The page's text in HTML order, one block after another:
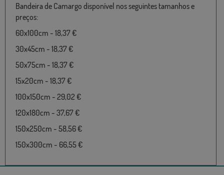
Bandeira de Camargo disponível nos seguintes tamanhos e
preços:
60x100cm - 18,37 €
30x45cm - 18,37 €
50x75cm - 18,37 €
15x20cm - 18,37 €
100x150cm - 29,02 €
120x180cm - 37,67 €
150x250cm - 58,56 €
150x300cm - 66,55 €